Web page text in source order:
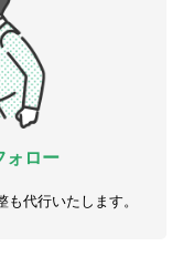
ォロー
代行いたします。